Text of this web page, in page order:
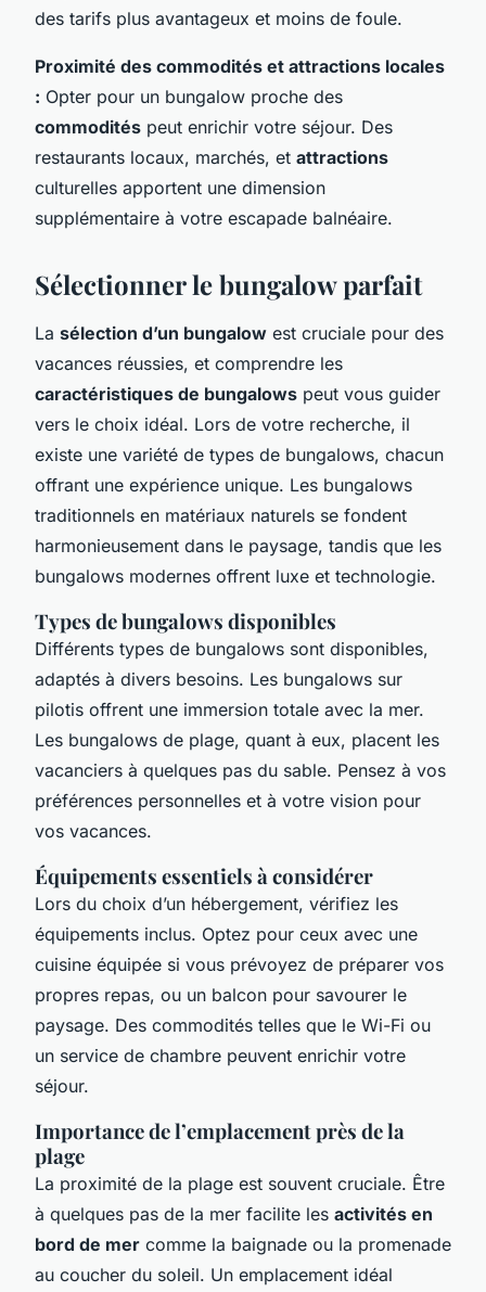
des tarifs plus avantageux et moins de foule.
Proximité des commodités et attractions locales
: Opter pour un bungalow proche des
commodités peut enrichir votre séjour. Des
restaurants locaux, marchés, et attractions
culturelles apportent une dimension
supplémentaire à votre escapade balnéaire.
Sélectionner le bungalow parfait
La sélection d’un bungalow est cruciale pour des
vacances réussies, et comprendre les
caractéristiques de bungalows peut vous guider
vers le choix idéal. Lors de votre recherche, il
existe une variété de types de bungalows, chacun
offrant une expérience unique. Les bungalows
traditionnels en matériaux naturels se fondent
harmonieusement dans le paysage, tandis que les
bungalows modernes offrent luxe et technologie.
Types de bungalows disponibles
Différents types de bungalows sont disponibles,
adaptés à divers besoins. Les bungalows sur
pilotis offrent une immersion totale avec la mer.
Les bungalows de plage, quant à eux, placent les
vacanciers à quelques pas du sable. Pensez à vos
préférences personnelles et à votre vision pour
vos vacances.
Équipements essentiels à considérer
Lors du choix d’un hébergement, vérifiez les
équipements inclus. Optez pour ceux avec une
cuisine équipée si vous prévoyez de préparer vos
propres repas, ou un balcon pour savourer le
paysage. Des commodités telles que le Wi-Fi ou
un service de chambre peuvent enrichir votre
séjour.
Importance de l’emplacement près de la
plage
La proximité de la plage est souvent cruciale. Être
à quelques pas de la mer facilite les activités en
bord de mer comme la baignade ou la promenade
au coucher du soleil. Un emplacement idéal